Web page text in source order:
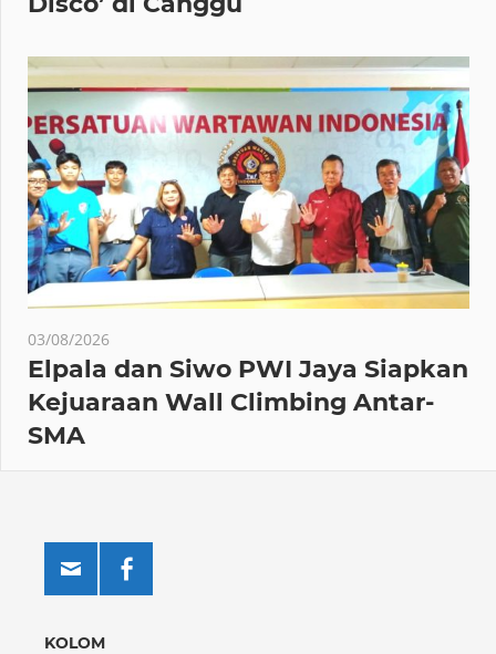
03/08/2026
Elpala dan Siwo PWI Jaya Siapkan
Kejuaraan Wall Climbing Antar-
SMA
KOLOM